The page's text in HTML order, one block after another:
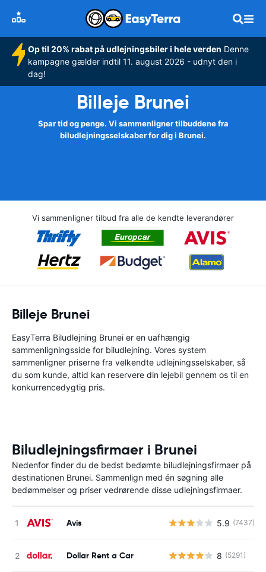
Op til 20% rabat på udlejningsbiler i hele verden Denne
kampagne gælder indtil 11. august 2026 - udnyt den i
dag!
Billeje Brunei
Spar tid og penge. Vi sammenligner tilbuddene fra
biludlejningsselskaber for dig i Brunei.
Vi sammenligner tilbud fra alle de kendte leverandører
Billeje Brunei
EasyTerra Biludlejning Brunei er en uafhængig
sammenligningsside for biludlejning. Vores system
sammenligner priserne fra velkendte udlejningsselskaber, så
du som kunde, altid kan reservere din lejebil gennem os til en
konkurrencedygtig pris.
Biludlejningsfirmaer i Brunei
Nedenfor finder du de bedst bedømte biludlejningsfirmaer på
destinationen Brunei. Sammenlign med én søgning alle
bedømmelser og priser vedrørende disse udlejningsfirmaer.
Avis 5.9 (7437)
Dollar Rent a Car 8 (5291)